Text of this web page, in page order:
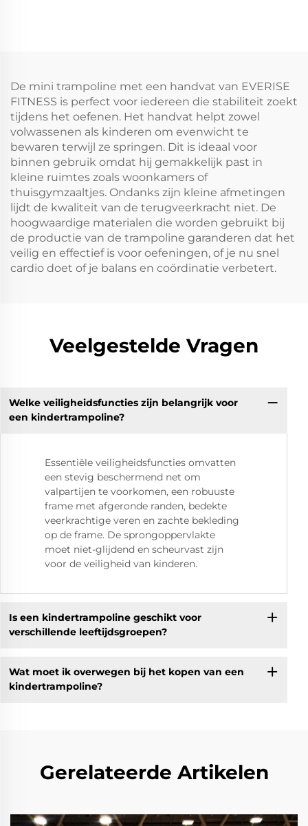
De mini trampoline met een handvat van EVERISE
FITNESS is perfect voor iedereen die stabiliteit zoekt
tijdens het oefenen. Het handvat helpt zowel
volwassenen als kinderen om evenwicht te
bewaren terwijl ze springen. Dit is ideaal voor
binnen gebruik omdat hij gemakkelijk past in
kleine ruimtes zoals woonkamers of
thuisgymzaaltjes. Ondanks zijn kleine afmetingen
lijdt de kwaliteit van de terugveerkracht niet. De
hoogwaardige materialen die worden gebruikt bij
de productie van de trampoline garanderen dat het
veilig en effectief is voor oefeningen, of je nu snel
cardio doet of je balans en coördinatie verbetert.
Veelgestelde Vragen
Welke veiligheidsfuncties zijn belangrijk voor
een kindertrampoline?
Essentiële veiligheidsfuncties omvatten
een stevig beschermend net om
valpartijen te voorkomen, een robuuste
frame met afgeronde randen, bedekte
veerkrachtige veren en zachte bekleding
op de frame. De sprongoppervlakte
moet niet-glijdend en scheurvast zijn
voor de veiligheid van kinderen.
Is een kindertrampoline geschikt voor
verschillende leeftijdsgroepen?
Wat moet ik overwegen bij het kopen van een
kindertrampoline?
Gerelateerde Artikelen